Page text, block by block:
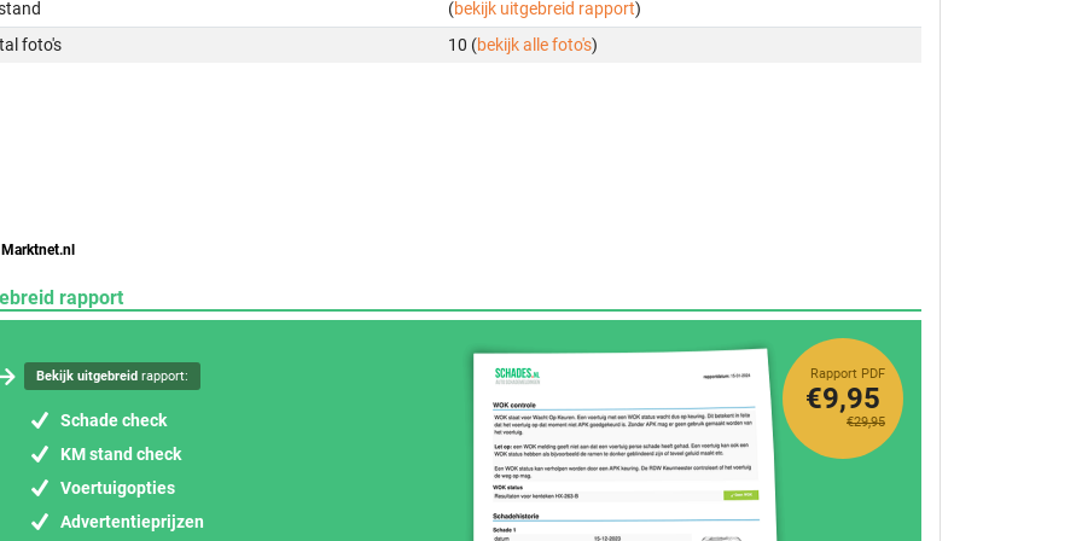
(bekijk uitgebreid rapport)
foto's
10 (bekijk alle foto's)
rapport
Bekijk uitgebreid rapport:
Schade check
KM stand check
Voertuigopties
Advertentieprijzen
Rapport PDF
€29,95
€9,95